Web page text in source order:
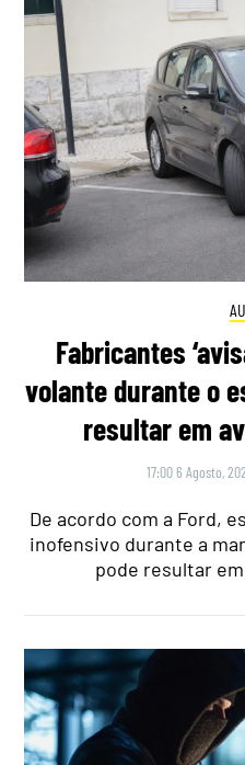
Fabricantes
volante durante o
resultar em
17:00 6 Agosto,
De acordo com a Ford,
inofensivo durante a
pode resultar